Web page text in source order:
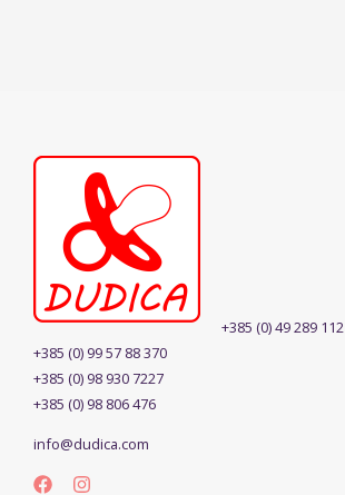
+385 (0) 49 289 112
+385 (0) 99 57 88 370
+385 (0) 98 930 7227
+385 (0) 98 806 476
info@dudica.com